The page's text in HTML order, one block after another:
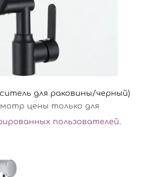
для раковины/черный)
цены только для
пользователей.